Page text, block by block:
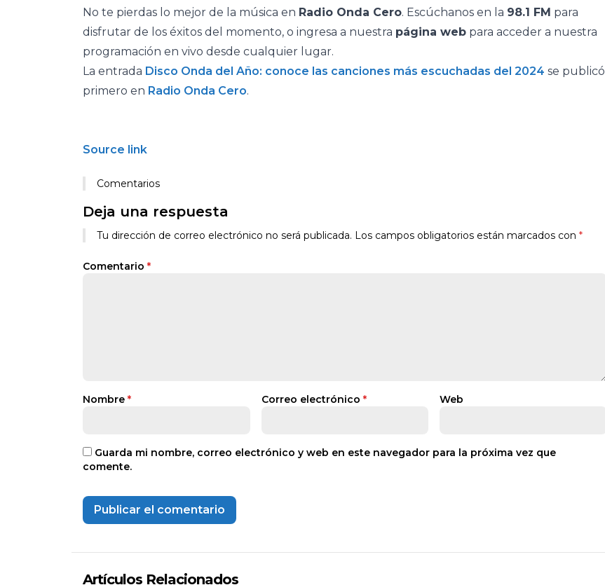
No te pierdas lo mejor de la música en Radio Onda Cero. Escúchanos en la 98.1 FM para
disfrutar de los éxitos del momento, o ingresa a nuestra página web para acceder a nuestra
programación en vivo desde cualquier lugar.
La entrada Disco Onda del Año: conoce las canciones más escuchadas del 2024 se publicó
primero en Radio Onda Cero.
Source link
Comentarios
Deja una respuesta
Tu dirección de correo electrónico no será publicada. Los campos obligatorios están marcados con *
Comentario *
Nombre * Correo electrónico * Web
Guarda mi nombre, correo electrónico y web en este navegador para la próxima vez que
comente.
Artículos Relacionados